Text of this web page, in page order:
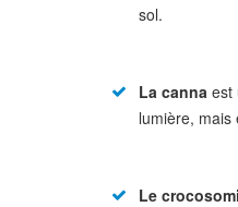
sol.
La canna est
lumière, mais
Le